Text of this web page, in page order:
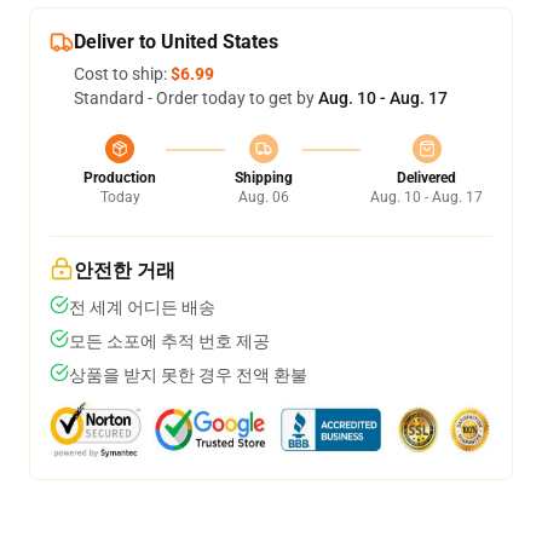
Deliver to United States
Cost to ship:$6.99
Standard - Order today to get byAug. 10 - Aug. 17
Production
Today
Shipping
Aug. 06
Delivered
Aug. 10 - Aug. 17
안전한 거래
전 세계 어디든 배송
모든 소포에 추적 번호 제공
상품을 받지 못한 경우 전액 환불